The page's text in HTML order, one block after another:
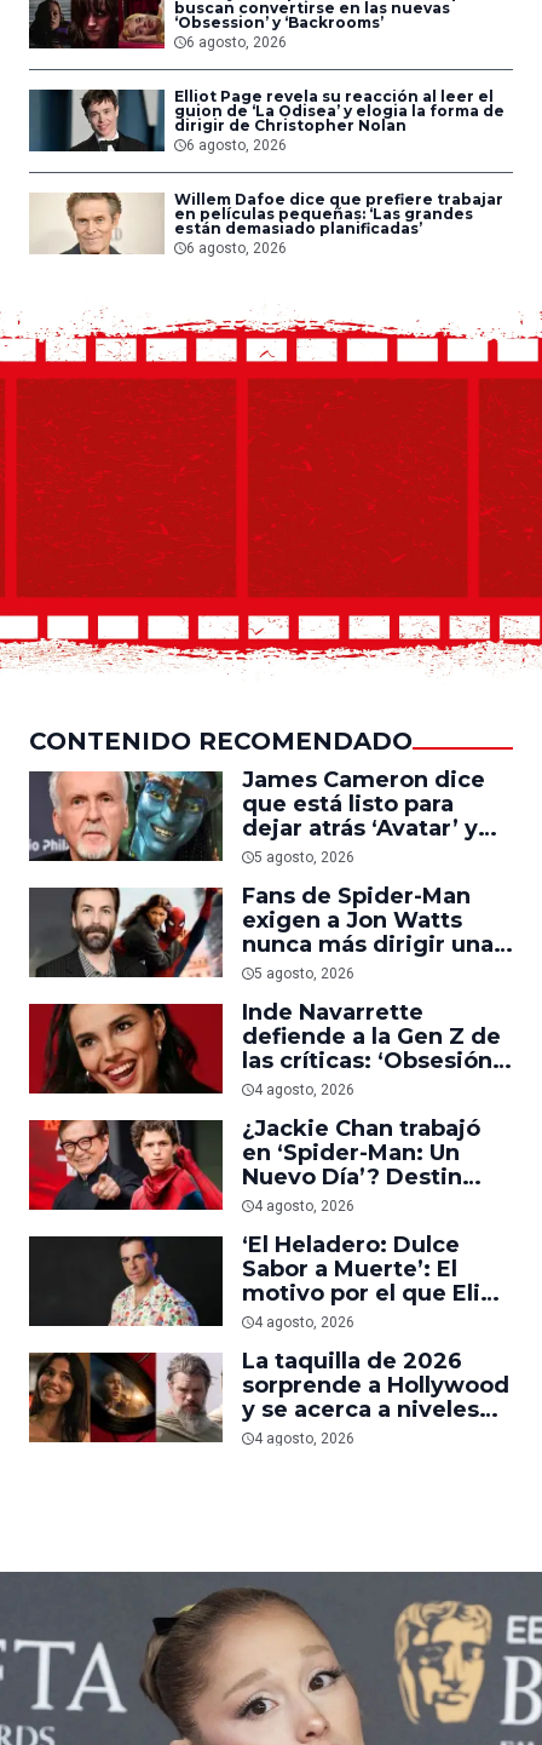
buscan convertirse en las nuevas
‘Obsession’ y ‘Backrooms’
6 agosto, 2026
Elliot Page revela su reacción al leer el
guion de ‘La Odisea’ y elogia la forma de
dirigir de Christopher Nolan
6 agosto, 2026
Willem Dafoe dice que prefiere trabajar
en películas pequeñas: ‘Las grandes
están demasiado planificadas’
6 agosto, 2026
CONTENIDO RECOMENDADO
James Cameron dice
que está listo para
dejar atrás ‘Avatar’ y
trabajar en ‘el último
5 agosto, 2026
Fans de Spider-Man
exigen a Jon Watts
nunca más dirigir una
película del personaje
5 agosto, 2026
Inde Navarrette
defiende a la Gen Z de
las críticas: ‘Obsesión
es prueba de que los
4 agosto, 2026
¿Jackie Chan trabajó
en ‘Spider-Man: Un
Nuevo Día’? Destin
Daniel Cretton aclara el
4 agosto, 2026
‘El Heladero: Dulce
Sabor a Muerte’: El
motivo por el que Eli
Roth se hartó de los
Hollywood e hizo su
nueva película gore
4 agosto, 2026
La taquilla de 2026
sorprende a Hollywood
y se acerca a niveles
anteriores a la
4 agosto, 2026